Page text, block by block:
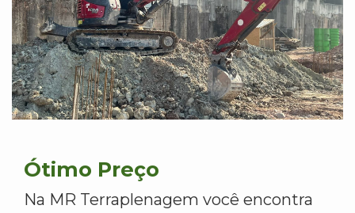
Ótimo Preço
Na MR Terraplenagem você encontra